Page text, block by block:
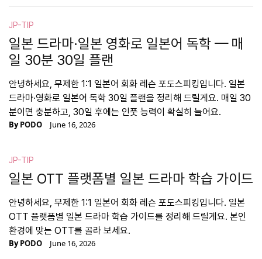
JP-TIP
일본 드라마·일본 영화로 일본어 독학 — 매
일 30분 30일 플랜
안녕하세요, 무제한 1:1 일본어 회화 레슨 포도스피킹입니다. 일본
드라마·영화로 일본어 독학 30일 플랜을 정리해 드릴게요. 매일 30
분이면 충분하고, 30일 후에는 인풋 능력이 확실히 늘어요.
ByPODO June 16, 2026
JP-TIP
일본 OTT 플랫폼별 일본 드라마 학습 가이드
안녕하세요, 무제한 1:1 일본어 회화 레슨 포도스피킹입니다. 일본
OTT 플랫폼별 일본 드라마 학습 가이드를 정리해 드릴게요. 본인
환경에 맞는 OTT를 골라 보세요.
ByPODO June 16, 2026